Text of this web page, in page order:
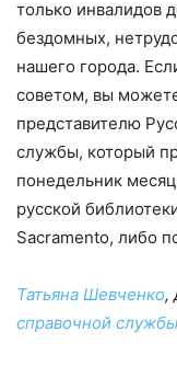
только инвалидов
бездомных,
нашего города.
советом, вы
представителю
службы, который
понедельник
русской
Sacramento, либо
Татьяна Шевченко,
справочной